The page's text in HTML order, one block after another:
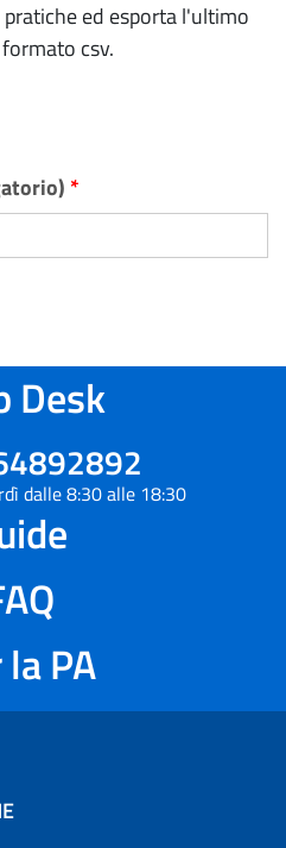
ed esporta l'ultimo
csv.
CAPTCHA
*
Desk
dalle 8:30 alle 18:30
PA